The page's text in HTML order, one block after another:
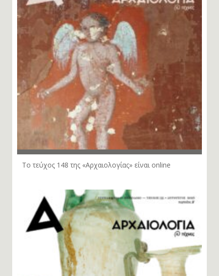
Το τεύχος 148 της «Αρχαιολογίας» είναι online